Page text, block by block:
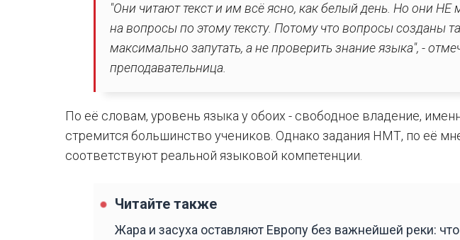
"Они читают текст и им всё ясно, как белый день. Но они НЕ
на вопросы по этому тексту. Потому что вопросы созданы
максимально запутать, а не проверить знание языка", -
преподавательница.
По её словам, уровень языка у обоих - свободное владение,
стремится большинство учеников. Однако задания НМТ, по её
соответствуют реальной языковой компетенции.
Читайте также
Жара и засуха оставляют Европу без важнейшей реки: